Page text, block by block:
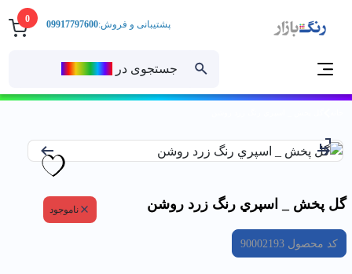
0
جستجوی در
پشتیبانی و فروش:09917797600
گل پخش _ اسپري رنگ زرد روشن ناموجود
کد محصول90002193